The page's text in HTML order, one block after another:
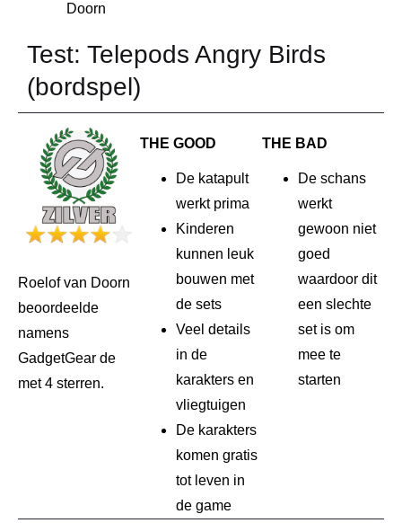
Doorn
Test: Telepods Angry Birds
(bordspel)
Roelof van Doorn
beoordeelde
namens
GadgetGear de
met 4 sterren.
THE GOOD
De katapult
werkt prima
Kinderen
kunnen leuk
bouwen met
de sets
Veel details
in de
karakters en
vliegtuigen
De karakters
komen gratis
tot leven in
de game
THE BAD
De schans
werkt
gewoon niet
goed
waardoor dit
een slechte
set is om
mee te
starten